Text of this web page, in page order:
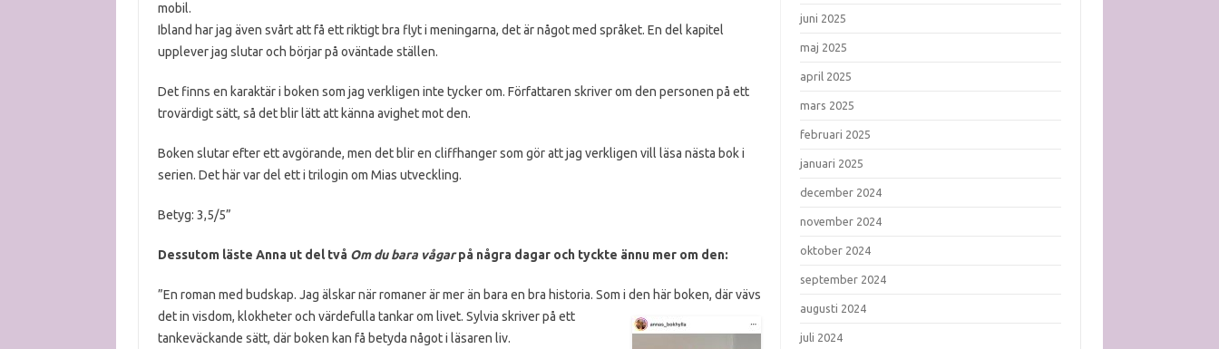
mobil.
Ibland har jag även svårt att få ett riktigt bra flyt i meningarna, det är något med språket. En del kapitel
upplever jag slutar och börjar på oväntade ställen.
Det finns en karaktär i boken som jag verkligen inte tycker om. Författaren skriver om den personen på ett
trovärdigt sätt, så det blir lätt att känna avighet mot den.
Boken slutar efter ett avgörande, men det blir en cliffhanger som gör att jag verkligen vill läsa nästa bok i
serien. Det här var del ett i trilogin om Mias utveckling.
Betyg: 3,5/5”
Dessutom läste Anna ut del två Om du bara vågarpå några dagar och tyckte ännu mer om den:
”En roman med budskap. Jag älskar när romaner är mer än bara en bra historia. Som i den här boken, där vävs
det in visdom, klokheter och värdefulla tankar om livet. Sylvia skriver på ett
tankeväckande sätt, där boken kan få betyda något i läsaren liv.
juni 2025
maj 2025
april 2025
mars 2025
februari 2025
januari 2025
december 2024
november 2024
oktober 2024
september 2024
augusti 2024
juli 2024